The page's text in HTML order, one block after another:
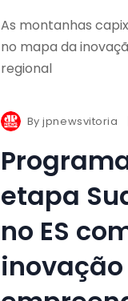
As montanhas
no mapa da
regional
Byjpnewsvitoria
etapa
no ES
inovação